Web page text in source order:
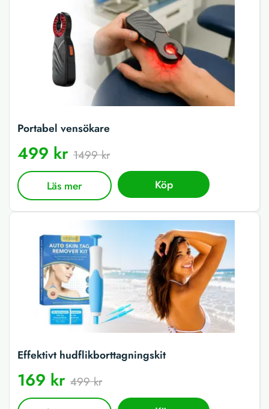
Portabel vensökare
499 kr 1499 kr
Läs mer Köp
Effektivt hudflikborttagningskit
169 kr 499 kr